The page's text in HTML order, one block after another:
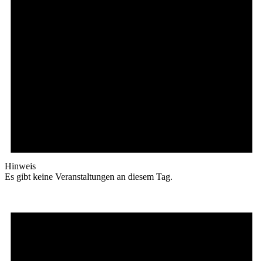
Hinweis
Es gibt keine Veranstaltungen an diesem Tag.